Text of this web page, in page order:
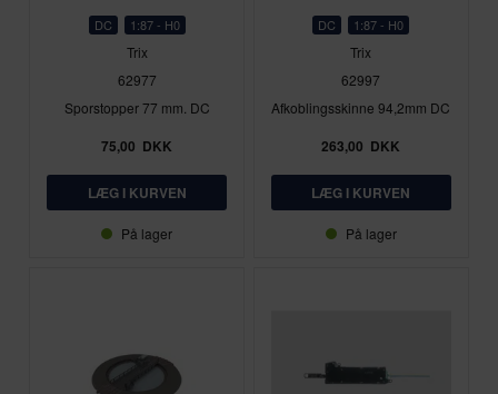
DC 1:87 - H0
Trix
62977
Sporstopper 77 mm. DC
75,00 DKK
På lager
DC 1:87 - H0
Trix
62997
Afkoblingsskinne 94,2mm DC
263,00 DKK
På lager